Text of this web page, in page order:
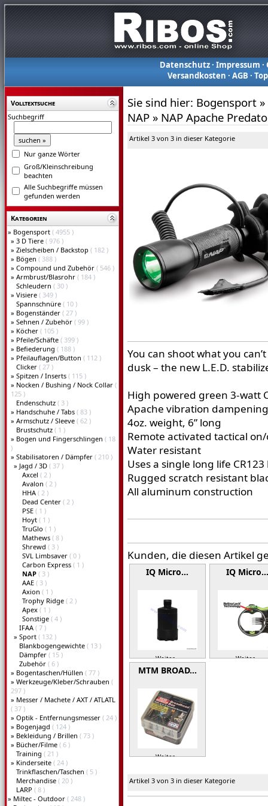
Datenschutz· Impressum ·
Versandkosten ·AGB ·
Volltextsuche
Suchbegriff
Nur ganze Wörter
Groß/Kleinschreibung
beachten
Alle Suchbegriffe müssen
gefunden werden
Kategorien
» Bogensport ( 4955 )
» 3 D Tiere ( 976 )
» Zielscheiben / Backstop ( 182 )
» Bögen ( 388 )
» Compound und Zubehör ( 546 )
» Armbrust/Blasrohr ( 184 )
Schleudern ( 30 )
» Visiere ( 349 )
Spannschnüre ( 10 )
» Bogenständer ( 27 )
» Sehnen / Zubehör ( 99 )
» Köcher ( 105 )
» Pfeile/Schäfte ( 399 )
» Befiederung ( 188 )
» Pfeilauflagen/Button ( 112 )
Clicker ( 27 )
» Spitzen / Inserts ( 115 )
» Nocken / Bushing / Nock Collar (
125 )
Endenschutz ( 3 )
» Handschuhe / Tabs ( 83 )
» Armschutz / Sleeve ( 62 )
Brustschutz ( 1 )
» Bogen und Fingerschlingen ( 18
)
» Stabilisatoren / Dämpfer ( 210 )
» Jagd / 3D ( 37 )
Axcel ( 2 )
Avalon ( 2 )
HHA ( 2 )
Dead Center ( 2 )
PSE ( 1 )
Hoyt ( 1 )
TruGlo ( 1 )
Mathews ( 8 )
Shrewd ( 3 )
SVL Limbsaver ( 0 )
Carbon Express ( 1 )
NAP ( 3 )
AAE ( 3 )
Axion ( 1 )
Trophy Ridge ( 2 )
Apex ( 1 )
Sonstige ( 4 )
IFAA ( 7 )
» Sport ( 132 )
Blankbogengewichte ( 13 )
Dämpfer ( 15 )
Zubehör ( 6 )
» Bogentaschen/Hüllen ( 77 )
» Werkzeuge/Kleber/Schrauben (
297 )
» Messer / Machete / AXT / ATLATL
( 37 )
» Optik - Entfernungsmesser ( 24 )
» Bogenjagd ( 124 )
» Bekleidung / Brillen ( 73 )
» Bücher/Filme ( 6 )
Training ( 21 )
» Kinderseite ( 24 )
Trinkflaschen/Taschen ( 5 )
Merchandise ( 20 )
LARP ( 8 )
» Miltec - Outdoor ( 248 )
Sie sind hier: Bogensport »
NAP » NAP Apache
Artikel 3 von 3 in dieser Kategorie
You can shoot what you
dusk – the new L.E.D.
High powered green 3-watt
Apache vibration
4oz. weight, 6” long
Remote activated tactical
Water resistant
Uses a single long life
Rugged scratch resistant
All aluminum construction
Kunden, die diesen Artikel
IQ Micro…
Weiter »
IQ
Weiter »
MTM BROAD…
Weiter »
Artikel 3 von 3 in dieser Kategorie